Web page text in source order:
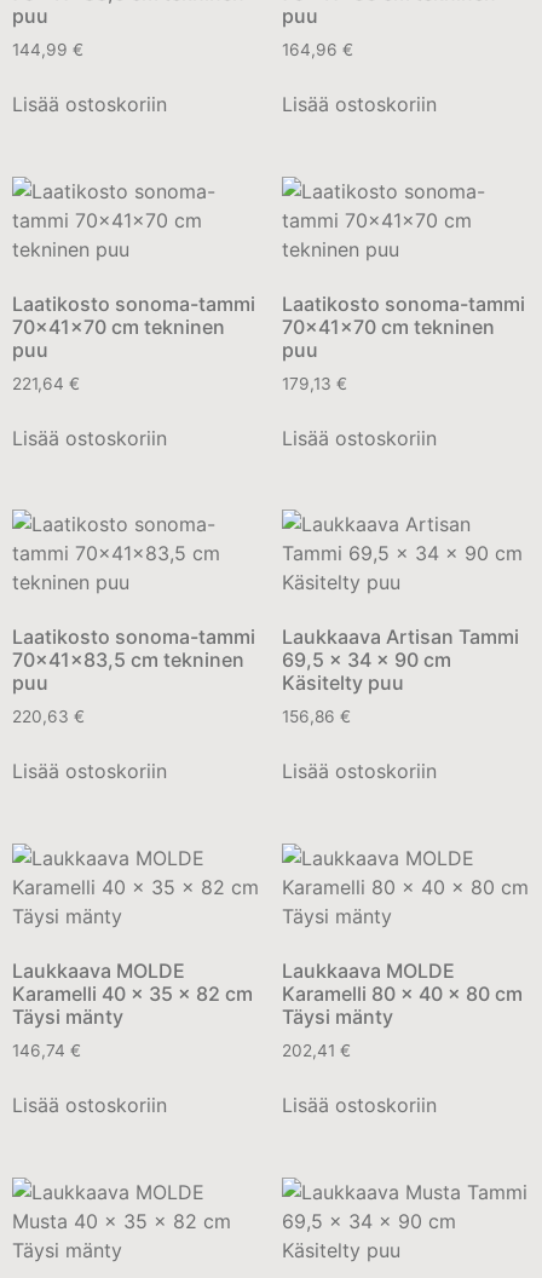
puu
144,99 €
Lisää ostoskoriin
puu
164,96 €
Lisää ostoskoriin
Laatikosto sonoma-tammi
70x41x70 cm tekninen
puu
221,64 €
Lisää ostoskoriin
Laatikosto sonoma-tammi
70x41x70 cm tekninen
puu
179,13 €
Lisää ostoskoriin
Laatikosto sonoma-tammi
70x41x83,5 cm tekninen
puu
220,63 €
Lisää ostoskoriin
Laukkaava Artisan Tammi
69,5 x 34 x 90 cm
Käsitelty puu
156,86 €
Lisää ostoskoriin
Laukkaava MOLDE
Karamelli 40 x 35 x 82 cm
Täysi mänty
146,74 €
Lisää ostoskoriin
Laukkaava MOLDE
Karamelli 80 x 40 x 80 cm
Täysi mänty
202,41 €
Lisää ostoskoriin